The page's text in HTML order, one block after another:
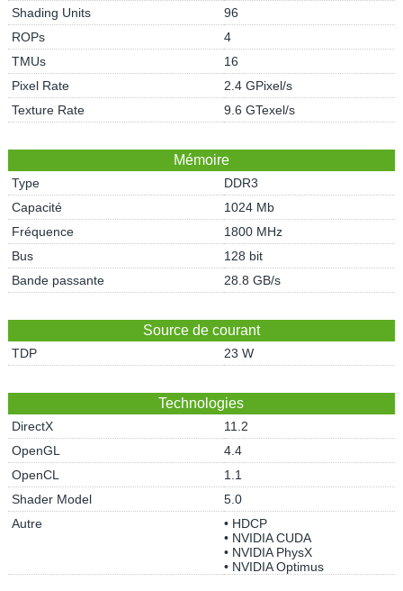
Shading Units
96
ROPs
4
TMUs
16
Pixel Rate
2.4 GPixel/s
Texture Rate
9.6 GTexel/s
Mémoire
Type
DDR3
Capacité
1024 Mb
Fréquence
1800 MHz
Bus
128 bit
Bande passante
28.8 GB/s
Source de courant
TDP 23 W
Technologies
DirectX
11.2
OpenGL
4.4
OpenCL
1.1
Shader Model
5.0
Autre
• HDCP
• NVIDIA CUDA
• NVIDIA PhysX
• NVIDIA Optimus